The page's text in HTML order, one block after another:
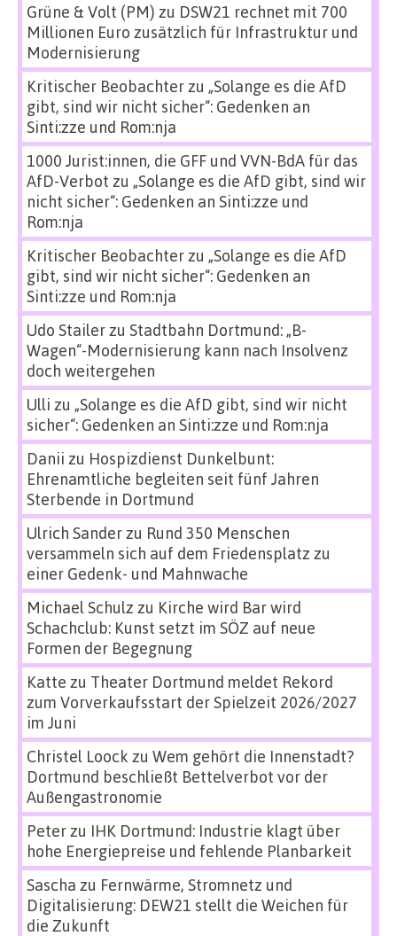
Grüne & Volt (PM) zu DSW21 rechnet mit 700
Millionen Euro zusätzlich für Infrastruktur und
Modernisierung
Kritischer Beobachterzu „Solange es die AfD
gibt, sind wir nicht sicher“: Gedenken an
Sinti:zze und Rom:nja
1000 Jurist:innen, die GFF und VVN-BdA für das
AfD-Verbot zu „Solange es die AfD gibt, sind wir
nicht sicher“: Gedenken an Sinti:zze und
Rom:nja
Kritischer Beobachterzu „Solange es die AfD
gibt, sind wir nicht sicher“: Gedenken an
Sinti:zze und Rom:nja
Udo Stailerzu Stadtbahn Dortmund: „B-
Wagen“-Modernisierung kann nach Insolvenz
doch weitergehen
Ulli zu „Solange es die AfD gibt, sind wir nicht
sicher“: Gedenken an Sinti:zze und Rom:nja
Danii zu Hospizdienst Dunkelbunt:
Ehrenamtliche begleiten seit fünf Jahren
Sterbende in Dortmund
Ulrich Sanderzu Rund 350 Menschen
versammeln sich auf dem Friedensplatz zu
einer Gedenk- und Mahnwache
Michael Schulz zu Kirche wird Bar wird
Schachclub: Kunst setzt im SÖZ auf neue
Formen der Begegnung
Katte zu Theater Dortmund meldet Rekord
zum Vorverkaufsstart der Spielzeit 2026/2027
im Juni
Christel Loock zu Wem gehört die Innenstadt?
Dortmund beschließt Bettelverbot vor der
Außengastronomie
Peterzu IHK Dortmund: Industrie klagt über
hohe Energiepreise und fehlende Planbarkeit
Sascha zu Fernwärme, Stromnetz und
Digitalisierung: DEW21 stellt die Weichen für
die Zukunft